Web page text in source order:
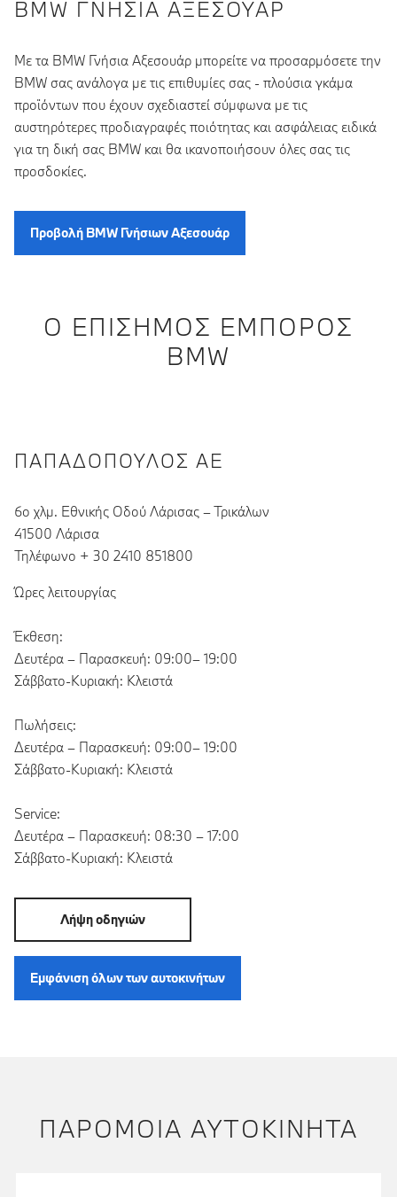
BMW ΓΝΉΣΙΑ ΑΞΕΣΟΥΆΡ
Με τα BMW Γνήσια Αξεσουάρ μπορείτε να προσαρμόσετε την
BMW σας ανάλογα με τις επιθυμίες σας - πλούσια γκάμα
προϊόντων που έχουν σχεδιαστεί σύμφωνα με τις
αυστηρότερες προδιαγραφές ποιότητας και ασφάλειας ειδικά
για τη δική σας BMW και θα ικανοποιήσουν όλες σας τις
προσδοκίες.
Προβολή BMW Γνήσιων Αξεσουάρ
Ο ΕΠΊΣΗΜΟΣ ΈΜΠΟΡΟΣ
BMW
ΠΑΠΑΔΌΠΟΥΛΟΣ ΑΕ
6ο χλμ. Εθνικής Οδού Λάρισας – Τρικάλων
41500 Λάρισα
Τηλέφωνο + 30 2410 851800
Ώρες λειτουργίας
Έκθεση:
Δευτέρα – Παρασκευή: 09:00– 19:00
Σάββατο-Κυριακή: Κλειστά
Πωλήσεις:
Δευτέρα – Παρασκευή: 09:00– 19:00
Σάββατο-Κυριακή: Κλειστά
Service:
Δευτέρα – Παρασκευή: 08:30 – 17:00
Σάββατο-Κυριακή: Κλειστά
Λήψη οδηγιών
Εμφάνιση όλων των αυτοκινήτων
ΠΑΡΌΜΟΙΑ ΑΥΤΟΚΊΝΗΤΑ